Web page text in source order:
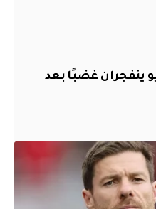
ينفجران غضبًا بعد